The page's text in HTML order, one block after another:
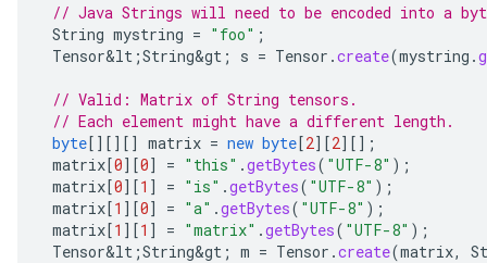
// Java Strings will need to be encoded into a
String mystring = "foo" ;
Tensor&lt ;String&gt ; s = Tensor .create(mystring .
// Valid: Matrix of String tensors.
// Each element might have a different length.
byte[][][] matrix = new byte[2][2][] ;
matrix[0][0] = "this" .getBytes( "UTF-8" );
matrix[0][1 ] = "is" .getBytes( "UTF-8" );
matrix[1 ][0] = "a" .getBytes( "UTF-8" );
matrix[1 ][1 ] = "matrix" .getBytes( "UTF-8" );
Tensor&lt ;String&gt ; m = Tensor .create(matrix,